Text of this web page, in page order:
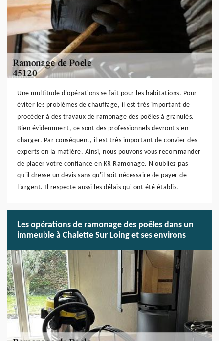
Une multitude d'opérations se fait pour les habitations. Pour
éviter les problèmes de chauffage, il est très important de
procéder à des travaux de ramonage des poêles à granulés.
Bien évidemment, ce sont des professionnels devront s'en
charger. Par conséquent, il est très important de convier des
experts en la matière. Ainsi, nous pouvons vous recommander
de placer votre confiance en KR Ramonage. N'oubliez pas
qu'il dresse un devis sans qu'il soit nécessaire de payer de
l'argent. Il respecte aussi les délais qui ont été établis.
Les opérations de ramonage des poêles dans un
immeuble à Chalette Sur Loing et ses environs